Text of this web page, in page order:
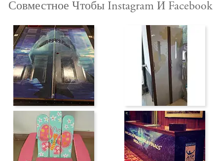
Совместное Чтобы Instagram И Facebook